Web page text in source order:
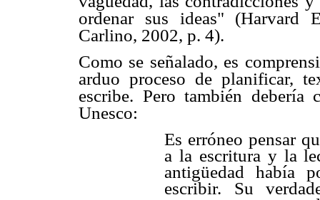
ordenar sus ideas" (Harvard
Carlino, 2002, p. 4).
Como se señalado, es
arduo proceso de planificar,
escribe. Pero también
Unesco:
Es erróneo pensar
a la escritura y la
antigüedad había
escribir. Su